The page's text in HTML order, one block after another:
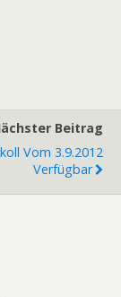
Beitrag
Vom 3.9.2012
Verfügbar